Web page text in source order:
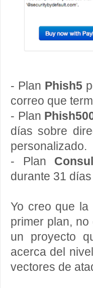
- Plan Phish5
correo que
- Plan
días sobre
personalizado.
- Plan
durante 31
Yo creo que
primer plan,
un proyecto
acerca del
vectores de